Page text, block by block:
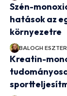
Szén-
hatások az
környezetre
BALOGH ESZTER
Kreatin-